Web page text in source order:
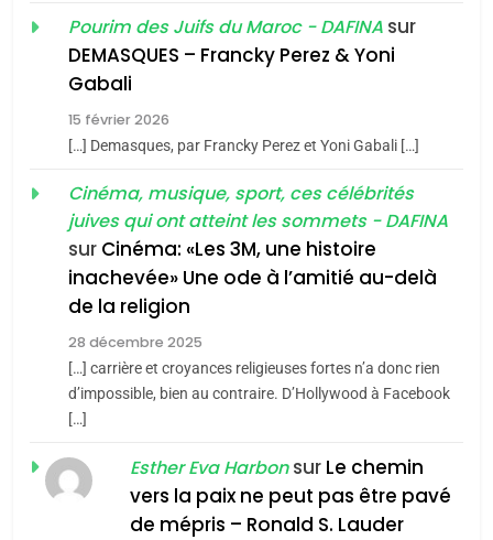
«Tu dis génocide, je dis
guerre»: La nouvelle
Tout sur la Nostalgie
SOUVENIRS
l’alliance pourrait
s’étendre à 13 pays
d’Amérique latine
ISRAÉL JUDAISME
2025, l’année la plus
meurtrière selon le
rapport d’ADL contre
FRANCE ISRAÉL
Pourim des Juifs du Maroc - DAFINA sur
DEMASQUES – Francky Perez & Yoni
Gabali
15 février 2026
[…] Demasques, par Francky Perez et Yoni Gabali […]
Cinéma, musique, sport, ces célébrités
juives qui ont atteint les sommets - DAFINA
sur Cinéma: «Les 3M, une histoire
inachevée» Une ode à l’amitié au-delà
de la religion
28 décembre 2025
[…] carrière et croyances religieuses fortes n’a donc rien
d’impossible, bien au contraire. D’Hollywood à Facebook
[…]
Esther Eva Harbonsur Le chemin
vers la paix ne peut pas être pavé
de mépris – Ronald S. Lauder
d’ADL contre
l’antisémitisme
FRANCE ISRAÉL
POURQUOI JE REVENDIQUE
Zrihen-Dvir
CE QUI NOUS MANQUE –
Jacques Hadida
JUDAISME
Maroc : Les amandes de
Azilal consacrés produits
du terroir
DAFINA MAROC